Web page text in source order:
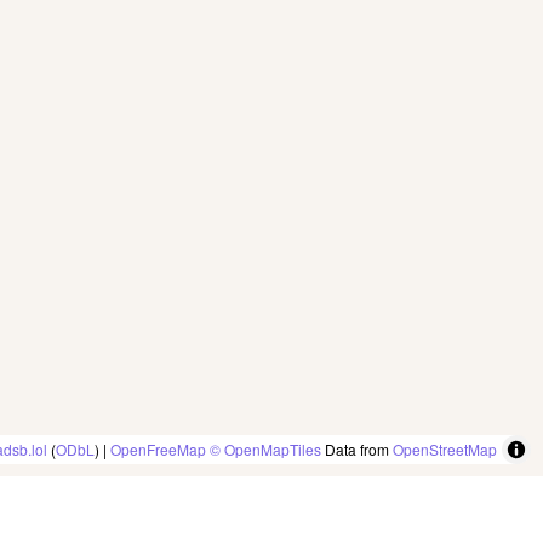
(ODbL ) | OpenFreeMap© OpenMapTiles Data fromOpenStreetMap